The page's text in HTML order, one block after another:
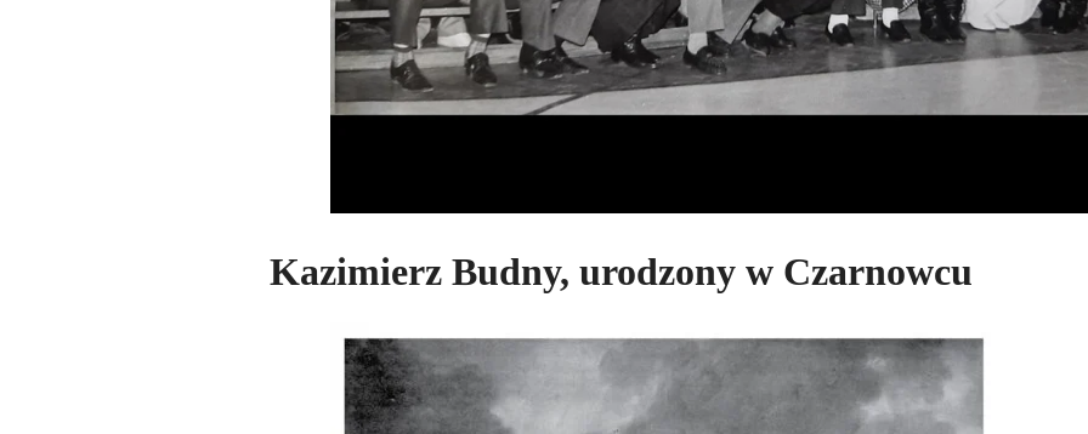
Kazimierz Budny, urodzony w Czarnowcu